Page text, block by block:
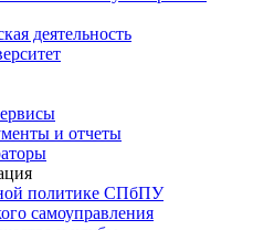
деятельность
и отчеты
политике СПбПУ
самоуправления